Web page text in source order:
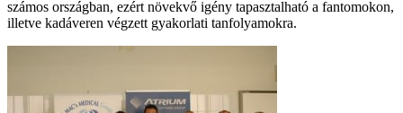
számos országban, ezért növekvő igény tapasztalható a fantomokon,
illetve kadáveren végzett gyakorlati tanfolyamokra.